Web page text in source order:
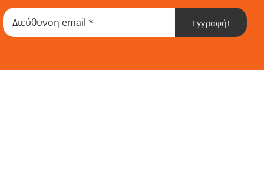
Εγγραφή!